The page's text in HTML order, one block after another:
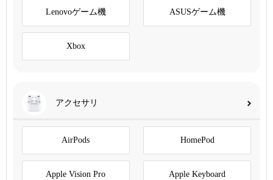
Lenovoゲーム機 ASUSゲーム機
Xbox
アクセサリ
AirPods HomePod
Apple Vision Pro Apple Keyboard